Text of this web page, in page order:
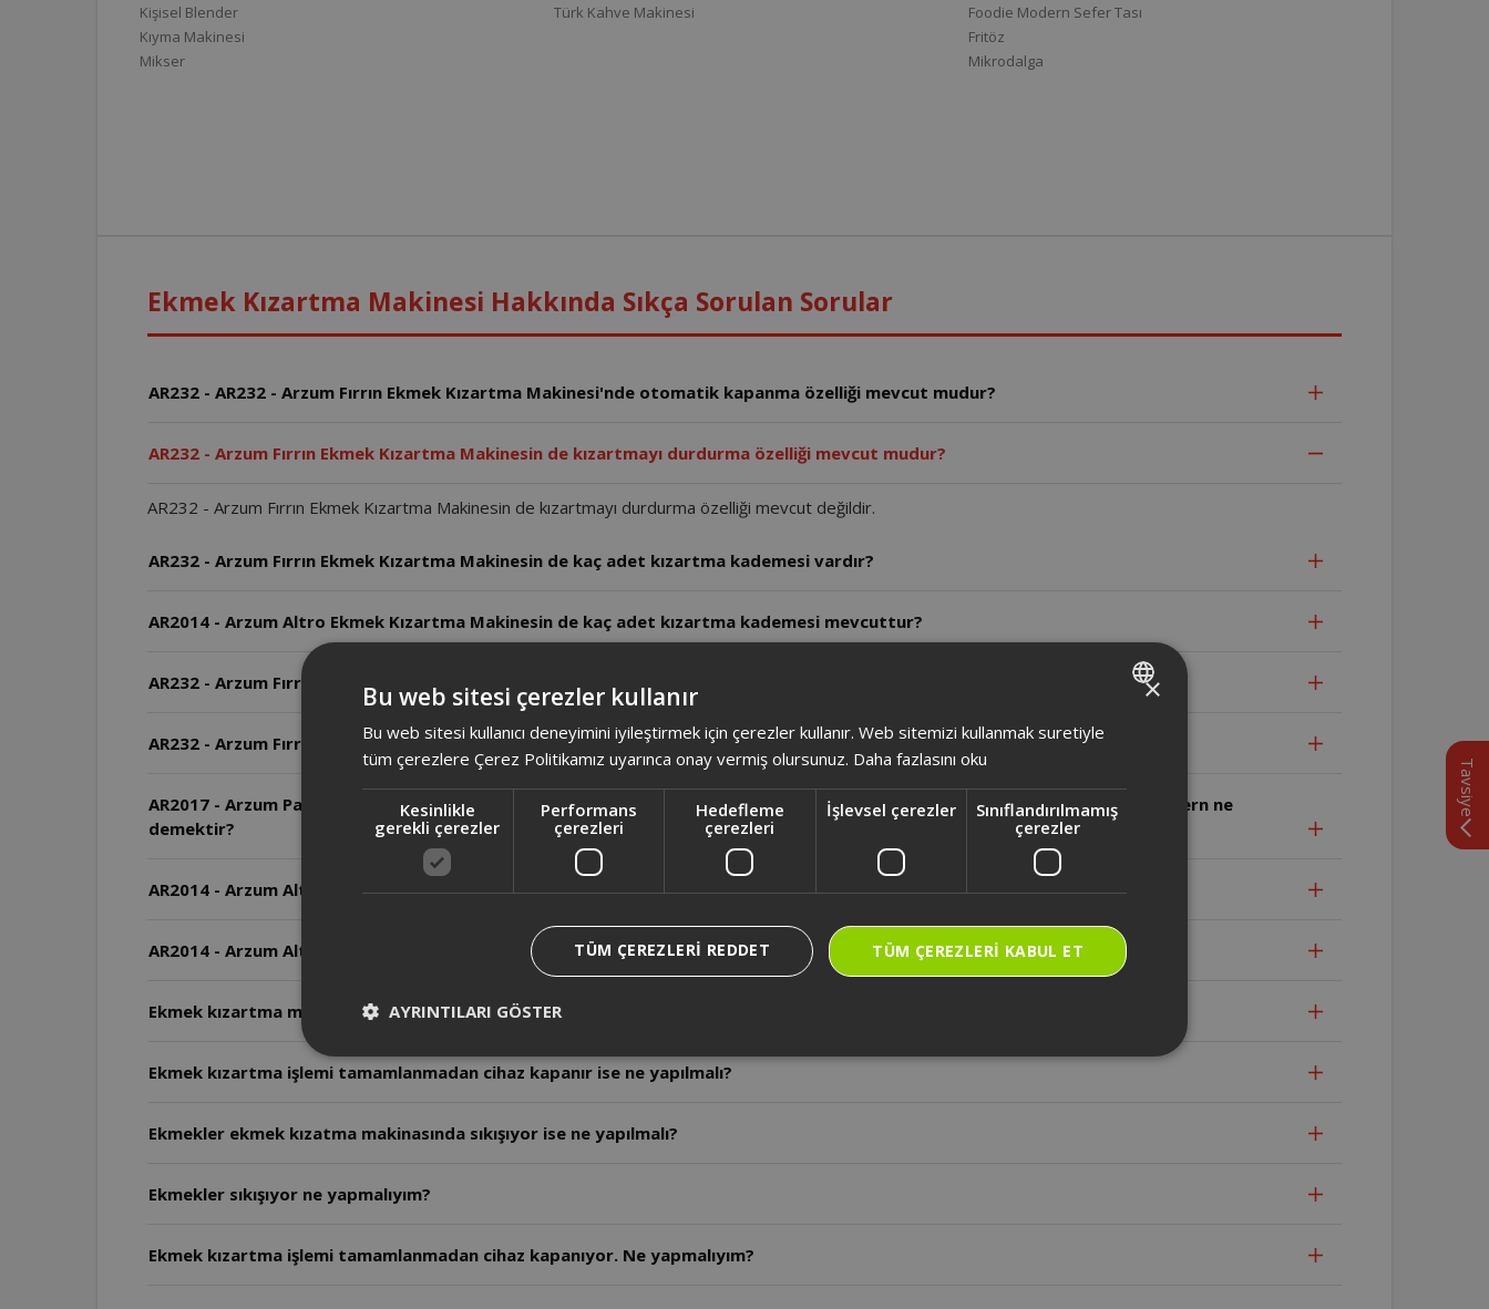
Kişisel Blender
Kıyma Makinesi
Mikser
Türk Kahve Makinesi
Foodie Modern Sefer Tası
Fritöz
Mikrodalga
Ekmek Kızartma Makinesi Hakkında Sıkça Sorulan Sorular
AR232 - AR232 - Arzum Fırrın Ekmek Kızartma Makinesi'nde otomatik kapanma özelliği mevcut mudur?
AR232 - Arzum Fırrın Ekmek Kızartma Makinesin de kızartmayı durdurma özelliği mevcut mudur?
AR232 - Arzum Fırrın Ekmek Kızartma Makinesin de kızartmayı durdurma özelliği mevcut değildir.
AR232 - Arzum Fırrın Ekmek Kızartma Makinesin de kaç adet kızartma kademesi vardır?
AR2014 - Arzum Altro Ekmek Kızartma Makinesin de kaç adet kızartma kademesi mevcuttur?
AR232 - Arzum Fırrın Ekmek Kızartma Makinesi kaç watt?
AR232 - Arzum Fırrın Ekmek Kızartma Makinesi boyutları nedir?
AR2017 - Arzum Panetti Ekmek Yapma Makinesi tariflerde Ksantik Pastern 1 yemek kaşığı koyunuz demektedir. Ksantik Pastern ne
demektir?
AR2014 - Arzum Altro Ekmek Kızartma Makinesi temizlik ve bakım nasıl yapılmalıdır?
AR2014 - Arzum Altro Ekmek Kızartma Makinesi ürün ölçüleri nelerdir?
Ekmek kızartma makinesinde reheat düğmesinin görev nedir?
Ekmek kızartma işlemi tamamlanmadan cihaz kapanır ise ne yapılmalı?
Ekmekler ekmek kızatma makinasında sıkışıyor ise ne yapılmalı?
Ekmekler sıkışıyor ne yapmalıyım?
Ekmek kızartma işlemi tamamlanmadan cihaz kapanıyor. Ne yapmalıyım?
Tavsiye
TURKISH
×
Bu web sitesi çerezler kullanır
Bu web sitesi kullanıcı deneyimini iyileştirmek için çerezler kullanır. Web sitemizi kullanmak suretiyle
tüm çerezlere Çerez Politikamız uyarınca onay vermiş olursunuz. Daha fazlasını oku
Kesinlikle
gerekli çerezler
Performans
çerezleri
Hedefleme
çerezleri
İşlevsel çerezler
Sınıflandırılmamış
çerezler
TÜM ÇEREZLERI KABUL ET
TÜM ÇEREZLERI REDDET
AYRINTILARI GÖSTER